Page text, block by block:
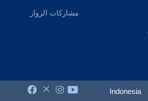
مشاركات الزوار
Indonesia